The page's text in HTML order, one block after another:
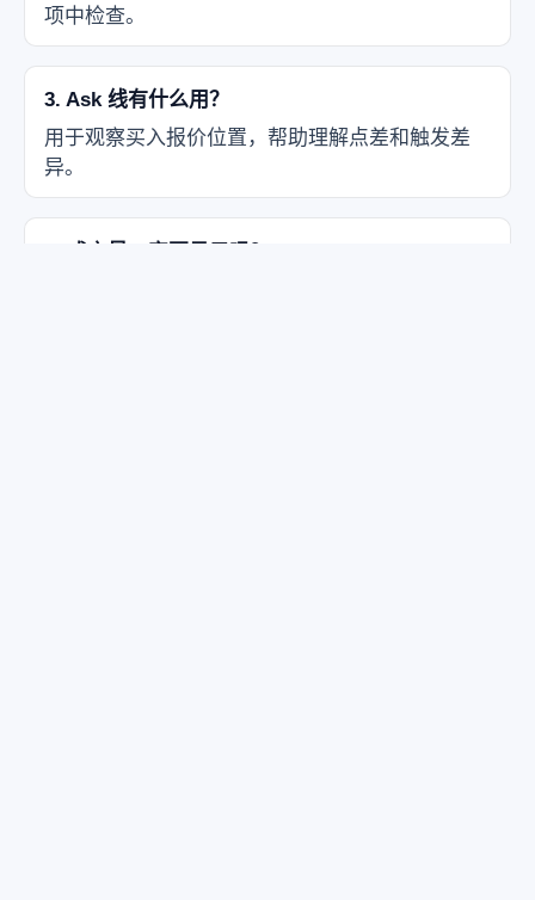
项中检查。
3. Ask 线有什么用？
用于观察买入报价位置，帮助理解点差和触发差
异。